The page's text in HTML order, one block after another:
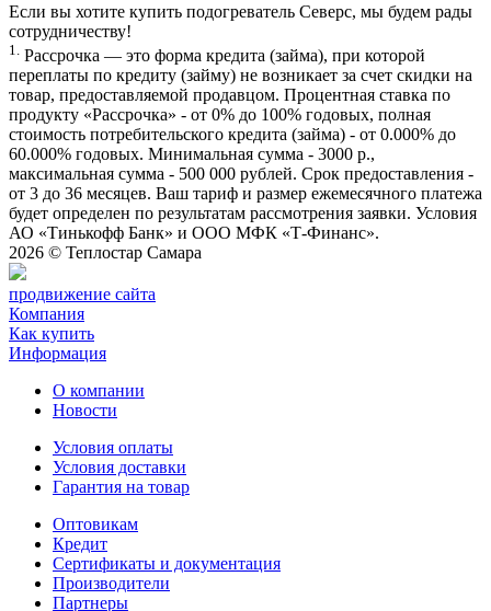
Если вы хотите купить подогреватель Северс, мы будем рады
сотрудничеству!
1.
Рассрочка — это форма кредита (займа), при которой
переплаты по кредиту (займу) не возникает за счет скидки на
товар, предоставляемой продавцом. Процентная ставка по
продукту «Рассрочка» - от 0% до 100% годовых, полная
стоимость потребительского кредита (займа) - от 0.000% до
60.000% годовых. Минимальная сумма - 3000 р.,
максимальная сумма - 500 000 рублей. Срок предоставления -
от 3 до 36 месяцев. Ваш тариф и размер ежемесячного платежа
будет определен по результатам рассмотрения заявки. Условия
АО «Тинькофф Банк» и ООО МФК «Т-Финанс».
2026 © Теплостар Самара
продвижение сайта
Компания
Как купить
Информация
О компании
Новости
Условия оплаты
Условия доставки
Гарантия на товар
Оптовикам
Кредит
Сертификаты и документация
Производители
Партнеры